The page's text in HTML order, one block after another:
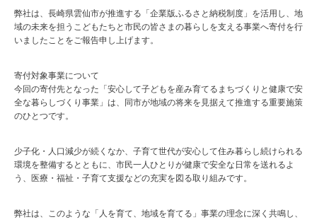
弊社は、長崎県雲仙市が推進する「企業版ふるさと納税制度」を活用し、地
域の未来を担うこどもたちと市民の皆さまの暮らしを支える事業へ寄付を行
いましたことをご報告申し上げます。
寄付対象事業について
今回の寄付先となった「安心して子どもを産み育てるまちづくりと健康で安
全な暮らしづくり事業」は、同市が地域の将来を見据えて推進する重要施策
のひとつです。
少子化・人口減少が続くなか、子育て世代が安心して住み暮らし続けられる
環境を整備するとともに、市民一人ひとりが健康で安全な日常を送れるよ
う、医療・福祉・子育て支援などの充実を図る取り組みです。
弊社は、このような「人を育て、地域を育てる」事業の理念に深く共鳴し、